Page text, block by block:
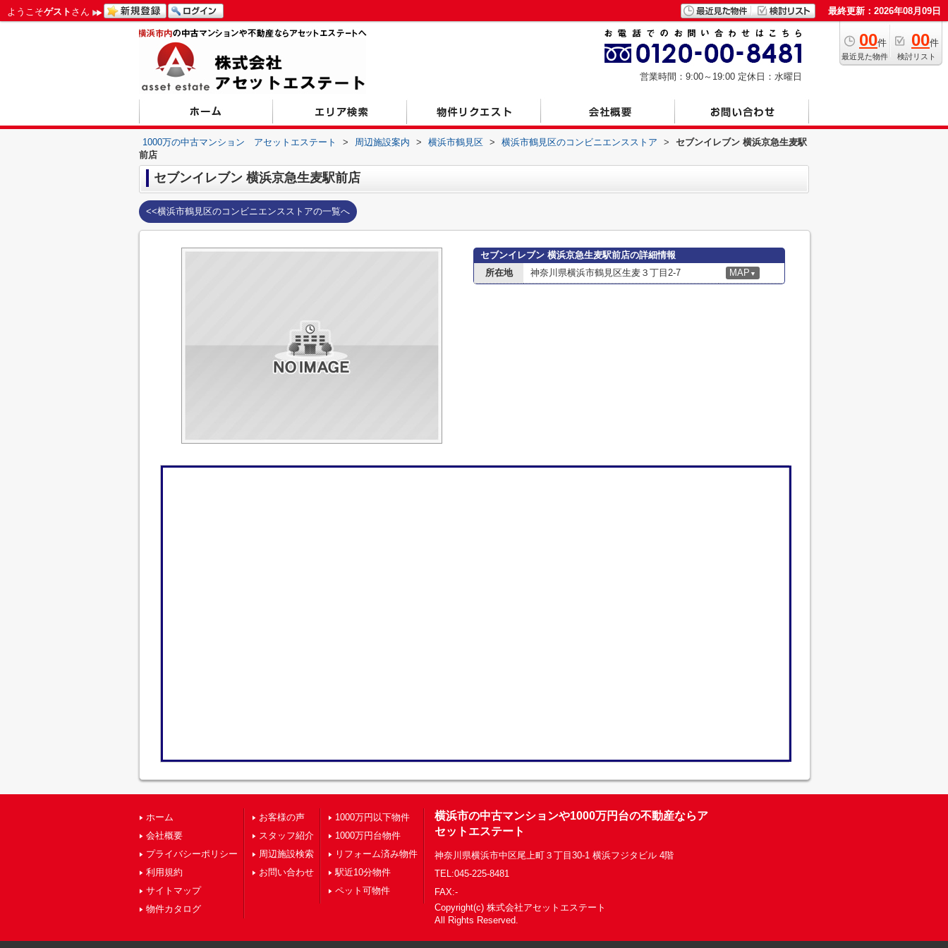
ようこそゲスト さん 最終更新：2026年08月09日
00件
最近見た物件
00件
検討リスト
営業時間：9:00～19:00 定休日：水曜日
1000万の中古マンション アセットエステート > 周辺施設案内 > 横浜市鶴見区 > 横浜市鶴見区のコンビニエンスストア >
セブンイレブン 横浜京急生麦駅
前店
セブンイレブン 横浜京急生麦駅前店
<<横浜市鶴見区のコンビニエンスストアの一覧へ
セブンイレブン 横浜京急生麦駅前店の詳細情報
所在地
神奈川県横浜市鶴見区生麦３丁目2-7 MAP ▼
ホーム
会社概要
プライバシーポリシー
利用規約
サイトマップ
物件カタログ
お客様の声
スタッフ紹介
周辺施設検索
お問い合わせ
1000万円以下物件
1000万円台物件
リフォーム済み物件
駅近10分物件
ペット可物件
横浜市の中古マンションや1000万円台の不動産ならア
セットエステート
神奈川県横浜市中区尾上町３丁目30-1 横浜フジタビル 4階
TEL:045-225-8481
FAX:-
Copyright(c) 株式会社アセットエステート
All Rights Reserved.